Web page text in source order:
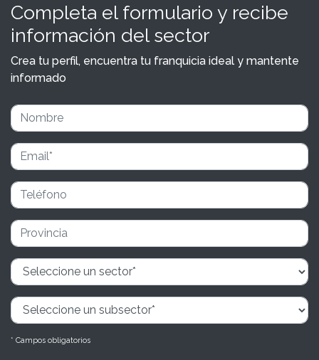
Completa el formulario y recibe
información del sector
Crea tu perfil, encuentra tu franquicia ideal y mantente
informado
* Campos obligatorios